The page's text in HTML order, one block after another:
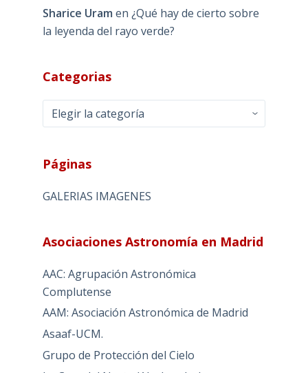
Sharice Uram en ¿Qué hay de cierto sobre
la leyenda del rayo verde?
Categorias
Categorias
Páginas
GALERIAS IMAGENES
Asociaciones Astronomía en Madrid
AAC: Agrupación Astronómica
Complutense
AAM: Asociación Astronómica de Madrid
Asaaf-UCM.
Grupo de Protección del Cielo